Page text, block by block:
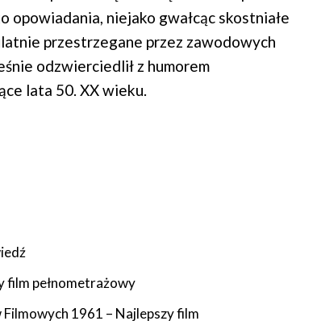
opowiadania, niejako gwałcąc skostniałe
przestrzegane przez zawodowych
odzwierciedlił z humorem
lata 50. XX wieku.
film pełnometrażowy
1961 – Najlepszy film